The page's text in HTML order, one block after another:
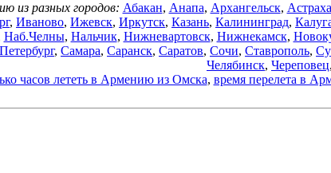
из разных городов: Абакан, Анапа, Архангельск,
, Иваново, Ижевск, Иркутск, Казань, Калининград,
Наб.Челны, Нальчик, Нижневартовск, Нижнекамск,
, Самара, Саранск, Саратов, Сочи, Ставрополь,
Челябинск, Череповец,
часов лететь в Армению из Омска, время перелета в